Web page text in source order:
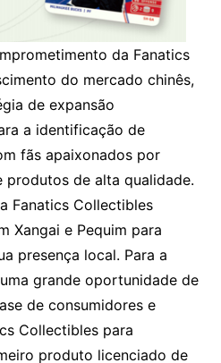
da Fanatics
do mercado chinês,
de expansão
a identificação de
fãs apaixonados por
de alta qualidade.
Fanatics Collectibles
Xangai e Pequim para
presença local. Para a
grande oportunidade de
de consumidores e
Collectibles para
produto licenciado de